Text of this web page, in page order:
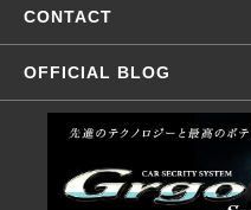
CONTACT
OFFICIAL BLOG